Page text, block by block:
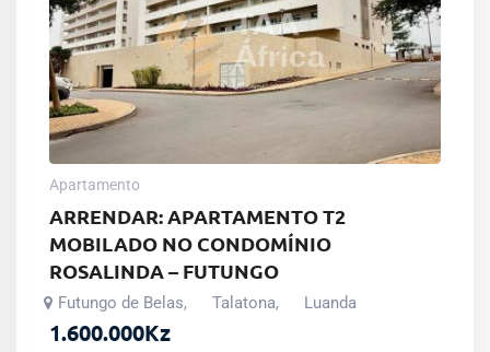
Apartamento
ARRENDAR: APARTAMENTO T2
MOBILADO NO CONDOMÍNIO
ROSALINDA – FUTUNGO
Futungo de Belas, Talatona, Luanda
1.600.000Kz